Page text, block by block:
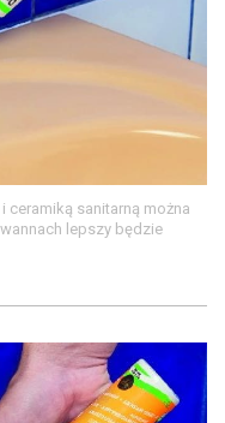
ceramiką sanitarną można
lepszy będzie